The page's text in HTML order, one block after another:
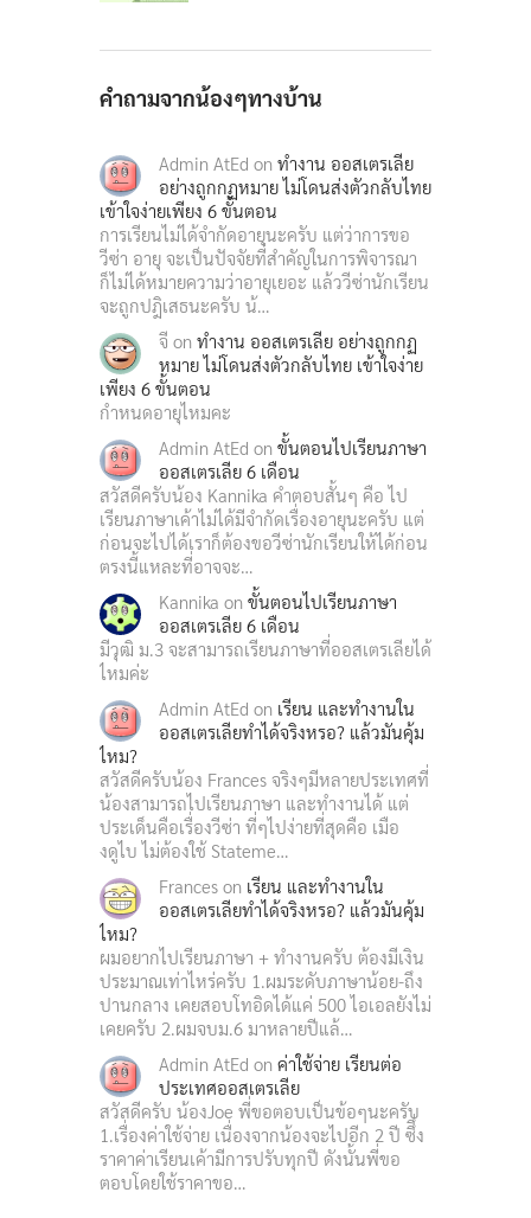
คำถามจากน้องๆทางบ้าน
Admin AtEd on ทำงาน ออสเตรเลีย
อย่างถูกกฏหมาย ไม่โดนส่งตัวกลับไทย
เข้าใจง่ายเพียง 6 ขั้นตอน
การเรียนไม่ได้จำกัดอายุนะครับ แต่ว่าการขอ
วีซ่า อายุ จะเป็นปัจจัยที่สำคัญในการพิจารณา
ก็ไม่ได้หมายความว่าอายุเยอะ แล้ววีซ่านักเรียน
จะถูกปฎิเสธนะครับ น้…
จี on ทำงาน ออสเตรเลีย อย่างถูกกฏ
หมาย ไม่โดนส่งตัวกลับไทย เข้าใจง่าย
เพียง 6 ขั้นตอน
กำหนดอายุไหมคะ
Admin AtEd on ขั้นตอนไปเรียนภาษา
ออสเตรเลีย 6 เดือน
สวัสดีครับน้อง Kannika คำตอบสั้นๆ คือ ไป
เรียนภาษาเค้าไม่ได้มีจำกัดเรื่องอายุนะครับ แต่
ก่อนจะไปได้เราก็ต้องขอวีซ่านักเรียนให้ได้ก่อน
ตรงนี้แหละที่อาจจะ…
Kannika on ขั้นตอนไปเรียนภาษา
ออสเตรเลีย 6 เดือน
มีวุฒิ ม.3 จะสามารถเรียนภาษาที่ออสเตรเลียได้
ไหมค่ะ
Admin AtEd on เรียน และทำงานใน
ออสเตรเลียทำได้จริงหรอ? แล้วมันคุ้ม
ไหม?
สวัสดีครับน้อง Frances จริงๆมีหลายประเทศที่
น้องสามารถไปเรียนภาษา และทำงานได้ แต่
ประเด็นคือเรื่องวีซ่า ที่ๆไปง่ายที่สุดคือ เมือ
งดูไบ ไม่ต้องใช้ Stateme…
Frances on เรียน และทำงานใน
ออสเตรเลียทำได้จริงหรอ? แล้วมันคุ้ม
ไหม?
ผมอยากไปเรียนภาษา + ทำงานครับ ต้องมีเงิน
ประมาณเท่าไหร่ครับ 1.ผมระดับภาษาน้อย-ถึง
ปานกลาง เคยสอบโทอิดได้แค่ 500 ไอเอลยังไม่
เคยครับ 2.ผมจบม.6 มาหลายปีแล้…
Admin AtEd on ค่าใช้จ่าย เรียนต่อ
ประเทศออสเตรเลีย
สวัสดีครับ น้องJoe พี่ขอตอบเป็นข้อๆนะครับ
1.เรื่องค่าใช้จ่าย เนื่องจากน้องจะไปอีก 2 ปี ซึึ่ง
ราคาค่าเรียนเค้ามีการปรับทุกปี ดังนั้นพี่ขอ
ตอบโดยใช้ราคาขอ…